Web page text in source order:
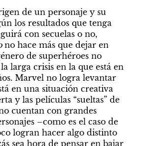
Historia de origen de un personaje y su
los resultados que tenga
en taquilla, seguirá con secuelas o no,
no hace más que dejar en
de superhéroes no
larga crisis en la que está en
Marvel no logra levantar
en una situación creativa
y las películas “sueltas” de
cuentan con grandes
–como es el caso de
logran hacer algo distinto
sea hora de pensar en bajar